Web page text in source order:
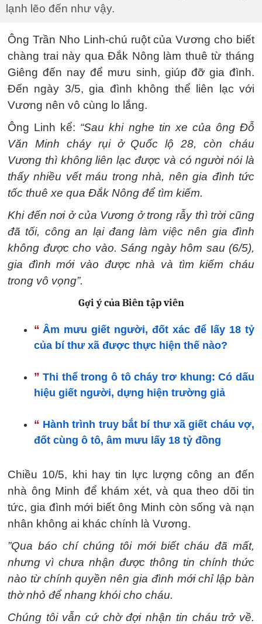
lạnh lẽo đến như vậy.
Ông Trần Nho Linh-chú ruột của Vương cho biết
chàng trai này qua Đắk Nông làm thuê từ tháng
Giêng đến nay để mưu sinh, giúp đỡ gia đình.
Đến ngày 3/5, gia đình không thể liên lạc với
Vương nên vô cùng lo lắng.
Ông Linh kể: “Sau khi nghe tin xe của ông Đỗ
Văn Minh cháy rụi ở Quốc lộ 28, còn cháu
Vương thì không liên lạc được và có người nói là
thấy nhiều vết máu trong nhà, nên gia đình tức
tốc thuê xe qua Đắk Nông để tìm kiếm.
Khi đến nơi ở của Vương ở trong rẫy thì trời cũng
đã tối, công an lại đang làm việc nên gia đình
không được cho vào. Sáng ngày hôm sau (6/5),
gia đình mới vào được nhà và tìm kiếm cháu
trong vô vọng”.
Gợi ý của Biên tập viên
“ Âm mưu giết người, đốt xác để lấy 18 tỷ
của bí thư xã được thực hiện thế nào?
” Thi thể trong ô tô cháy trơ khung: Có dấu
hiệu giết người, dựng hiện trường giả
“ Hành trình truy bắt bí thư xã giết cháu vợ,
đốt cùng ô tô, âm mưu lấy 18 tỷ đồng
Chiều 10/5, khi hay tin lực lượng công an đến
nhà ông Minh để khám xét, và qua theo dõi tin
tức, gia đình mới biết ông Minh còn sống và nạn
nhân không ai khác chính là Vương.
”Qua báo chí chúng tôi mới biết cháu đã mất,
nhưng vì chưa nhận được thông tin chính thức
nào từ chính quyền nên gia đình mới chỉ lập bàn
thờ nhỏ để nhang khói cho cháu.
Chúng tôi vẫn cứ chờ đợi nhận tin cháu trở về.